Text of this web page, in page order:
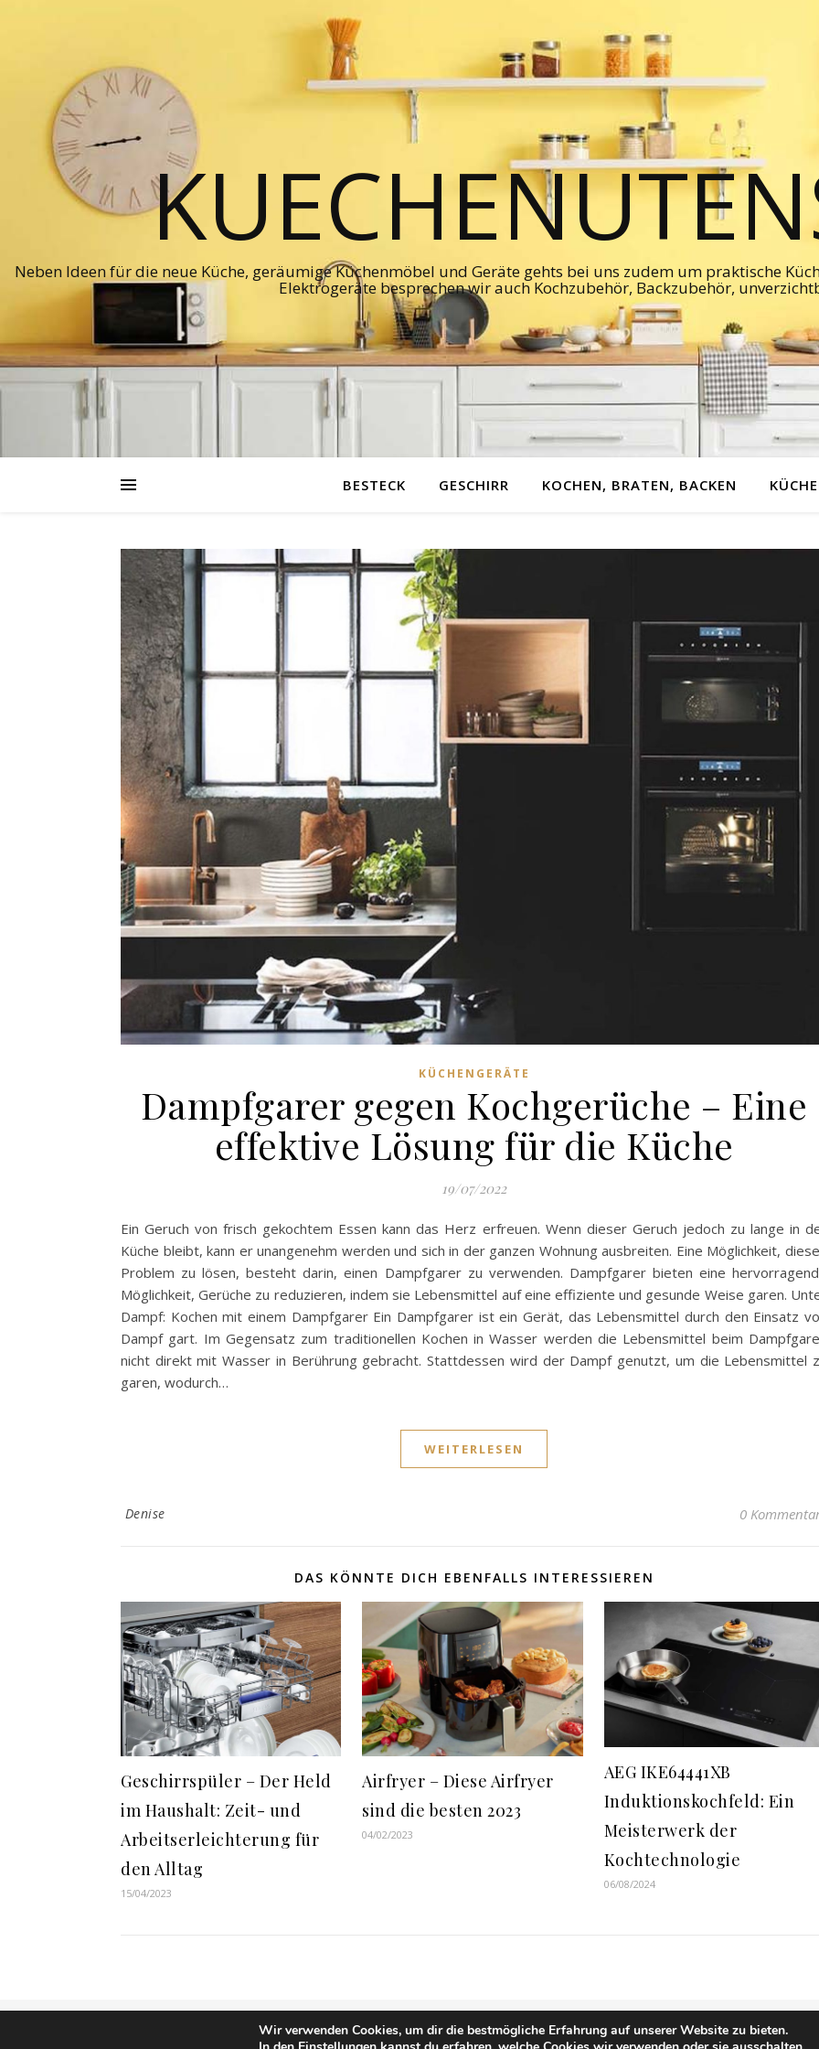
Neben Ideen für die neue Küche, geräumige Küchenmöbel und Geräte gehts bei uns zudem um praktische
Elektrogeräte besprechen wir auch Kochzubehör, Backzubehör,
BESTECK GESCHIRR KOCHEN, BRATEN, BACKEN
KÜCHENGERÄTE
Dampfgarer gegen Kochgerüche – Eine
effektive Lösung für die Küche
19/07/2022
Ein Geruch von frisch gekochtem Essen kann das Herz erfreuen. Wenn dieser Geruch jedoch zu lange in
Küche bleibt, kann er unangenehm werden und sich in der ganzen Wohnung ausbreiten. Eine Möglichkeit,
Problem zu lösen, besteht darin, einen Dampfgarer zu verwenden. Dampfgarer bieten eine
Möglichkeit, Gerüche zu reduzieren, indem sie Lebensmittel auf eine effiziente und gesunde Weise garen.
Dampf: Kochen mit einem Dampfgarer Ein Dampfgarer ist ein Gerät, das Lebensmittel durch den Einsatz
Dampf gart. Im Gegensatz zum traditionellen Kochen in Wasser werden die Lebensmittel beim
nicht direkt mit Wasser in Berührung gebracht. Stattdessen wird der Dampf genutzt, um die Lebensmittel
garen, wodurch…
WEITERLESEN
Denise 0
DAS KÖNNTE DICH EBENFALLS INTERESSIEREN
Geschirrspüler – Der Held
im Haushalt: Zeit- und
Arbeitserleichterung für
den Alltag
15/04/2023
Airfryer – Diese Airfryer
sind die besten 2023
04/02/2023
AEG IKE64441XB
Induktionskochfeld: Ein
Meisterwerk der
Kochtechnologie
06/08/2024
WP Royal.
Wir verwenden Cookies, um dir die bestmögliche Erfahrung auf unserer Website zu bieten.